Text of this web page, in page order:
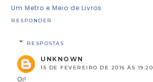
Um Metro e Meio de Livros
RESPONDER
RESPOSTAS
UNKNOWN
15 DE FEVEREIRO DE 2016 ÀS 19:20
Oi!